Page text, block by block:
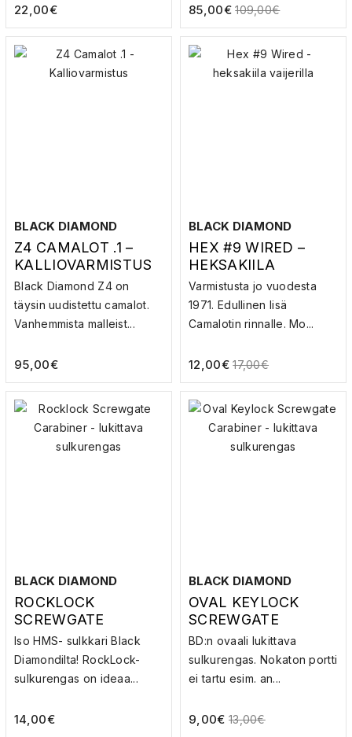
22,00€ 85,00€ 109,00€
BLACK DIAMOND
Z4 CAMALOT .1 –
KALLIOVARMISTUS
Black Diamond Z4 on
täysin uudistettu camalot.
Vanhemmista malleist...
95,00€
BLACK DIAMOND
HEX #9 WIRED –
HEKSAKIILA
VAIJERILLA
Varmistusta jo vuodesta
1971. Edullinen lisä
Camalotin rinnalle. Mo...
12,00€ 17,00€
BLACK DIAMOND
ROCKLOCK
SCREWGATE
CARABINER –
LUKITTAVA
SULKURENGAS
Iso HMS- sulkkari Black
Diamondilta! RockLock-
sulkurengas on ideaa...
14,00€
BLACK DIAMOND
OVAL KEYLOCK
SCREWGATE
CARABINER –
LUKITTAVA
SULKURENGAS
BD:n ovaali lukittava
sulkurengas. Nokaton portti
ei tartu esim. an...
9,00€ 13,00€